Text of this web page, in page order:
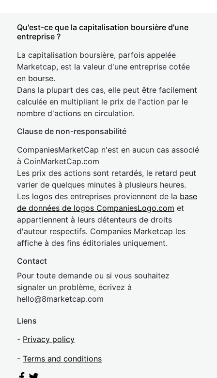
Qu'est-ce que la capitalisation boursière d'une
entreprise ?
La capitalisation boursière, parfois appelée
Marketcap, est la valeur d'une entreprise cotée
en bourse.
Dans la plupart des cas, elle peut être facilement
calculée en multipliant le prix de l'action par le
nombre d'actions en circulation.
Clause de non-responsabilité
CompaniesMarketCap n'est en aucun cas associé
à CoinMarketCap.com
Les prix des actions sont retardés, le retard peut
varier de quelques minutes à plusieurs heures.
Les logos des entreprises proviennent de la base
de données de logos CompaniesLogo.com et
appartiennent à leurs détenteurs de droits
d'auteur respectifs. Companies Marketcap les
affiche à des fins éditoriales uniquement.
Contact
Pour toute demande ou si vous souhaitez
signaler un problème, écrivez à
hello@8marketcap.com
Liens
- Privacy policy
- Terms and conditions